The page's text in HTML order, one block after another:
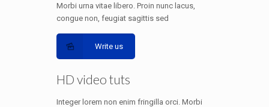
Morbi urna vitae libero. Proin nunc lacus,
congue non, feugiat sagittis sed
Write us
HD video tuts
Integer lorem non enim fringilla orci. Morbi